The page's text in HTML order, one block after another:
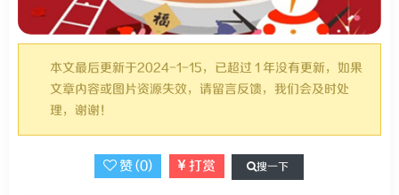
本文最后更新于2024-1-15，已超过 1 年没有更新，如果
文章内容或图片资源失效，请留言反馈，我们会及时处
理，谢谢！
赞 (0) 打赏 搜一下